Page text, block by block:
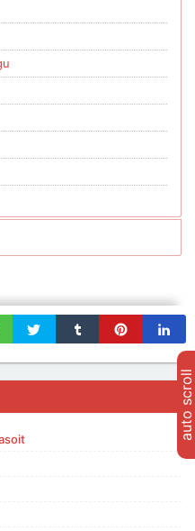
auto scroll